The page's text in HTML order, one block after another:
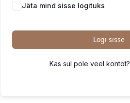
Jäta mind sisse logituks
Logi sisse
Kas sul pole veel kontot?